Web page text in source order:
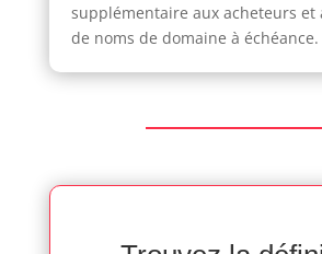
supplémentaire aux acheteurs et
de noms de domaine à échéance.